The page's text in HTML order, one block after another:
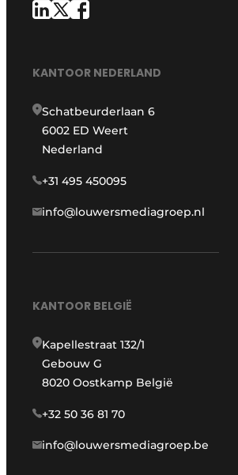
KANTOOR NEDERLAND
Schatbeurderlaan 6
6002 ED Weert
Nederland
+31 495 450095
info@louwersmediagroep.nl
KANTOOR BELGIË
Kapellestraat 132/1
Gebouw G
8020 Oostkamp België
+32 50 36 81 70
info@louwersmediagroep.be